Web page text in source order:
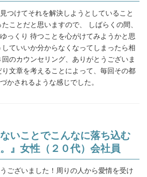
つけてそれを解決しようとしていること
ことだと思いますので、 しばらくの間、
っくり 待つことを心がけてみようかと思
ていいか分からなくなってしまったら相
のカウンセリング、ありがとうございま
り文章を考えることによって、毎回その都
かされるような感じでした。
ないことでこんなに落ち込む
』女性（２０代）会社員
ございました！周りの人から愛情を受け